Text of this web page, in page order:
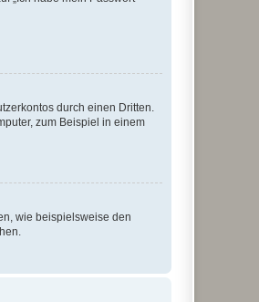
durch einen Dritten.
zum Beispiel in einem
wie beispielsweise den